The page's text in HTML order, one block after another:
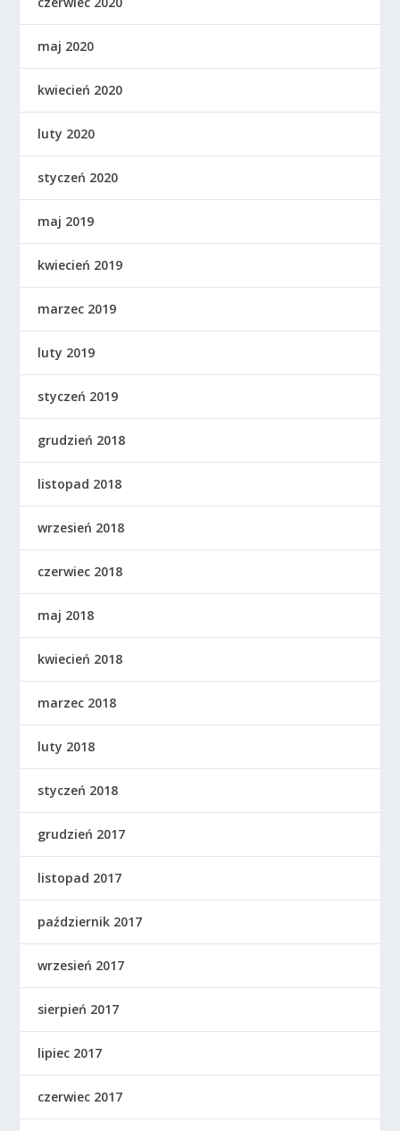
maj 2020
kwiecień 2020
luty 2020
styczeń 2020
maj 2019
kwiecień 2019
marzec 2019
luty 2019
styczeń 2019
grudzień 2018
listopad 2018
wrzesień 2018
czerwiec 2018
maj 2018
kwiecień 2018
marzec 2018
luty 2018
styczeń 2018
grudzień 2017
listopad 2017
październik 2017
wrzesień 2017
sierpień 2017
lipiec 2017
czerwiec 2017